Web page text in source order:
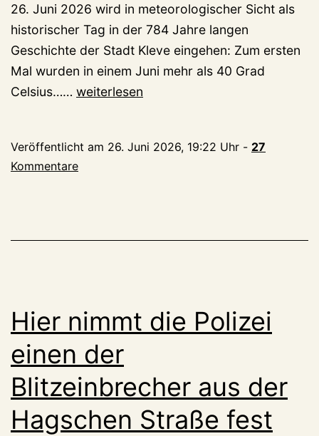
26. Juni 2026 wird in meteorologischer Sicht als
historischer Tag in der 784 Jahre langen
Geschichte der Stadt Kleve eingehen: Zum ersten
Mal wurden in einem Juni mehr als 40 Grad
Celsius…… Hydration
Grad
geknackt,
sich
von
Gewürzgurken
ernähren?
weiterlesen
Veröffentlicht am 26. Juni 2026, 19:22 Uhr - 27
Kommentare
Hier nimmt die Polizei
einen der
Blitzeinbrecher aus der
Hagschen Straße fest